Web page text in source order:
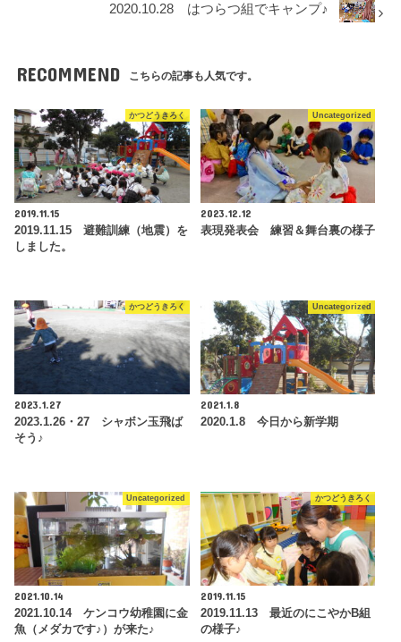
2020.10.28 はつらつ組でキャンプ♪
RECOMMEND こちらの記事も人気です。
かつどうきろく
2019.11.15
2019.11.15 避難訓練（地震）を
しました。
Uncategorized
2023.12.12
表現発表会 練習＆舞台裏の様子
かつどうきろく
2023.1.27
2023.1.26・27 シャボン玉飛ば
そう♪
Uncategorized
2021.1.8
2020.1.8 今日から新学期
Uncategorized
2021.10.14
2021.10.14 ケンコウ幼稚園に金
魚（メダカです♪）が来た♪
かつどうきろく
2019.11.15
2019.11.13 最近のにこやかB組
の様子♪